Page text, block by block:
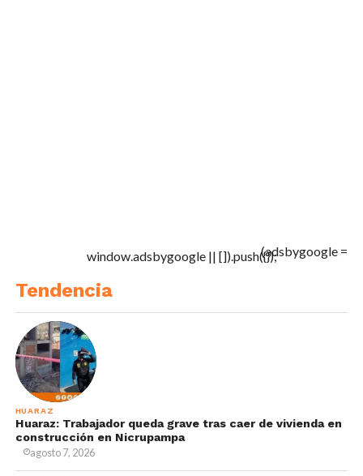
(adsbygoogle =
window.adsbygoogle || []).push({});
Tendencia
HUARAZ
Huaraz: Trabajador queda grave tras caer de vivienda en
construcción en Nicrupampa
agosto 7, 2026